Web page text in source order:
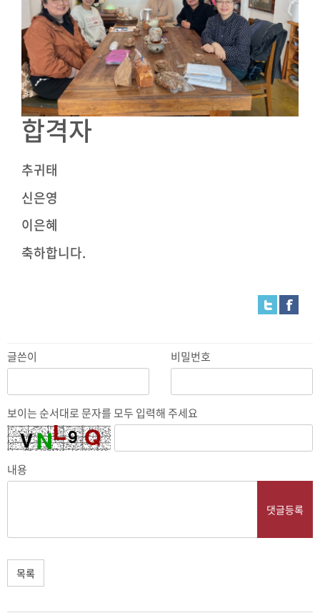
합격자
추귀태
신은영
이은혜
축하합니다.
글쓴이 비밀번호
보이는 순서대로 문자를 모두 입력해 주세요
내용
댓글등록
목록